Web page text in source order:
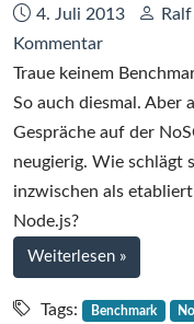
Datum:
4. Juli 2013
Kommentarzu
Benchmark
React
(PHP)
vs.
Node.js
Traue keinem
So auch diesmal. Aber
Gespräche auf der
neugierig. Wie schlägt
inzwischen als
Node.js?
Weiterlesen bei
Benchmark
React
»
Tags: Benchmark